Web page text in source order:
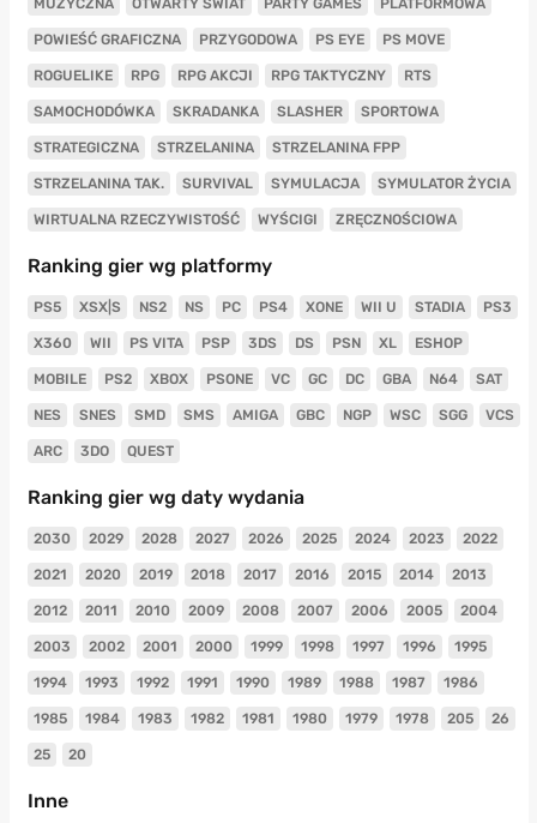
MUZYCZNA OTWARTY ŚWIAT PARTY GAMES PLATFORMOWA
POWIEŚĆ GRAFICZNA PRZYGODOWA PS EYE PS MOVE
ROGUELIKE RPG RPG AKCJI RPG TAKTYCZNY RTS
SAMOCHODÓWKA SKRADANKA SLASHER SPORTOWA
STRATEGICZNA STRZELANINA STRZELANINA FPP
STRZELANINA TAK. SURVIVAL SYMULACJA SYMULATOR ŻYCIA
WIRTUALNA RZECZYWISTOŚĆ WYŚCIGI ZRĘCZNOŚCIOWA
Ranking gier wg platformy
PS5 XSX|S NS2 NS PC PS4 XONE WII U STADIA PS3
X360 WII PS VITA PSP 3DS DS PSN XL ESHOP
MOBILE PS2 XBOX PSONE VC GC DC GBA N64 SAT
NES SNES SMD SMS AMIGA GBC NGP WSC SGG VCS
ARC 3DO QUEST
Ranking gier wg daty wydania
2030 2029 2028 2027 2026 2025 2024 2023 2022
2021 2020 2019 2018 2017 2016 2015 2014 2013
2012 2011 2010 2009 2008 2007 2006 2005 2004
2003 2002 2001 2000 1999 1998 1997 1996 1995
1994 1993 1992 1991 1990 1989 1988 1987 1986
1985 1984 1983 1982 1981 1980 1979 1978 205 26
25 20
Inne